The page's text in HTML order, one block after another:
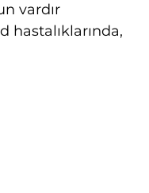
vardır
hastalıklarında,